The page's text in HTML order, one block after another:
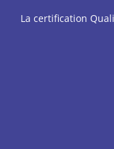
La certification